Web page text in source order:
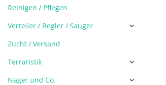
Reinigen / Pflegen
Verteiler / Regler / Sauger
Zucht / Versand
Terraristik
Nager und Co.